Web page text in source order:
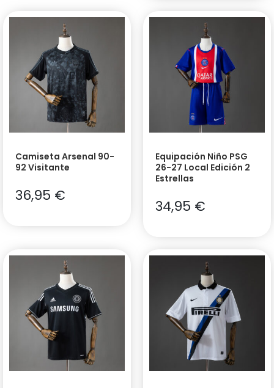
Camiseta Arsenal 90-
92 Visitante
36,95 €
Equipación Niño PSG
26-27 Local Edición 2
Estrellas
34,95 €